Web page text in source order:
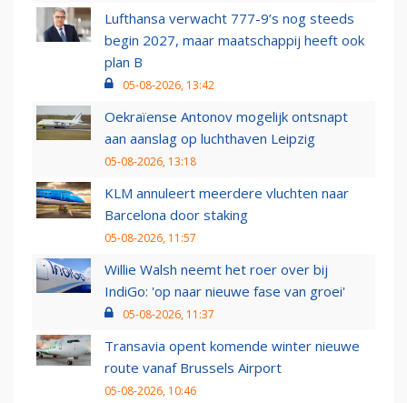
Lufthansa verwacht 777-9’s nog steeds
begin 2027, maar maatschappij heeft ook
plan B
05-08-2026, 13:42
Oekraïense Antonov mogelijk ontsnapt
aan aanslag op luchthaven Leipzig
05-08-2026, 13:18
KLM annuleert meerdere vluchten naar
Barcelona door staking
05-08-2026, 11:57
Willie Walsh neemt het roer over bij
IndiGo: 'op naar nieuwe fase van groei'
05-08-2026, 11:37
Transavia opent komende winter nieuwe
route vanaf Brussels Airport
05-08-2026, 10:46